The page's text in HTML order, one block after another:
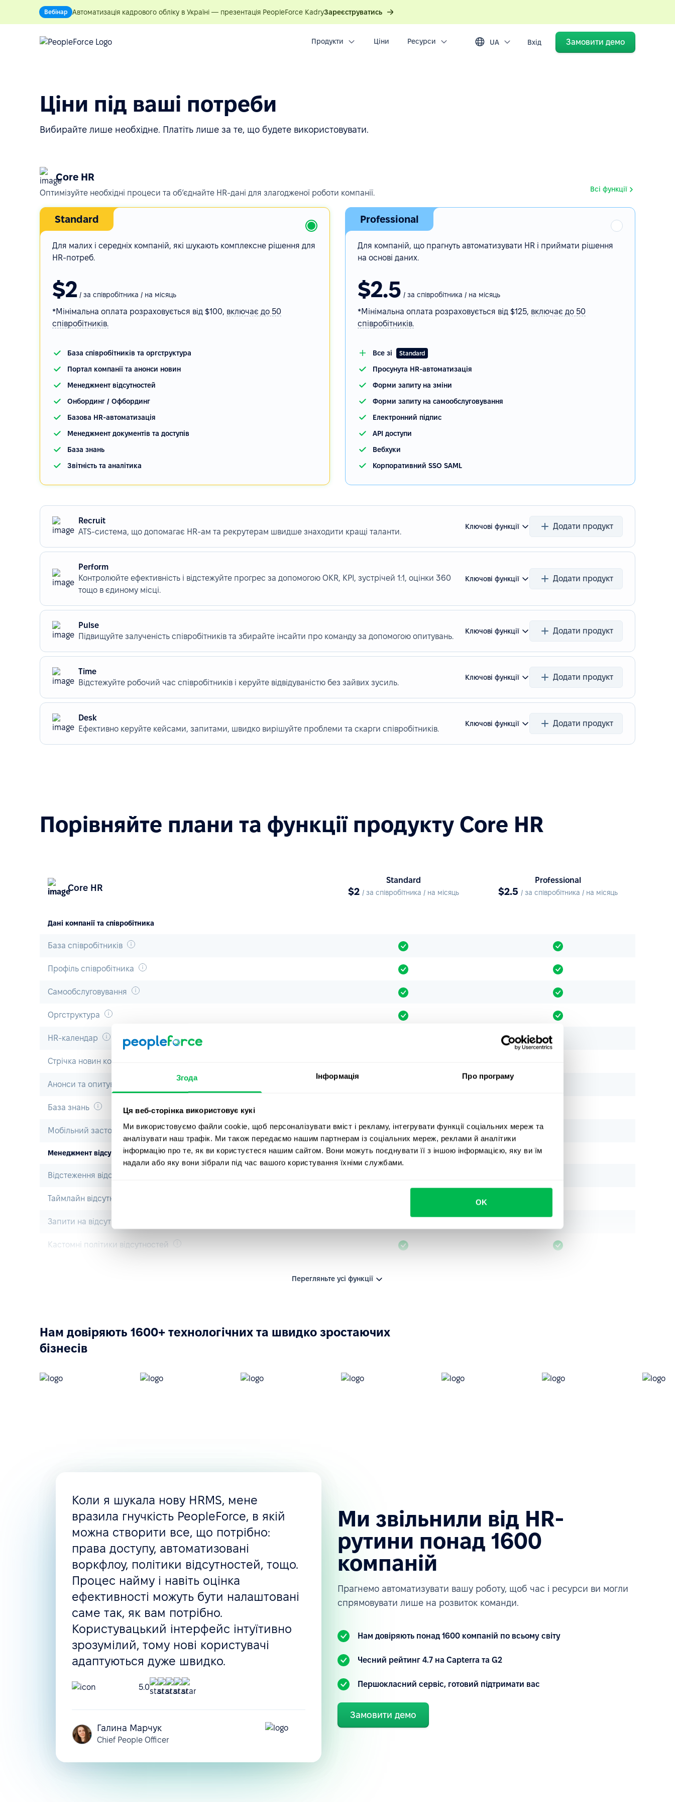
Згода Інформація Про програму
Ця веб-сторінка використовує кукі
Ми використовуємо файли cookie, щоб персоналізувати вміст і рекламу, інтегрувати функції соціальних мереж та
аналізувати наш трафік. Ми також передаємо нашим партнерам із соціальних мереж, реклами й аналітики
інформацію про те, як ви користуєтеся нашим сайтом. Вони можуть поєднувати її з іншою інформацією, яку ви їм
надали або яку вони зібрали під час вашого користування їхніми службами.
OK
Вебінар Автоматизація кадрового обліку в Україні — презентація PeopleForce KadryЗареєструватись
Продукти Ціни Ресурси UA Вхід Замовити демо
Ціни під ваші потреби
Вибирайте лише необхідне. Платіть лише за те, що будете використовувати.
Core HR
Всі функції
Оптимізуйте необхідні процеси та обʼєднайте HR-дані для злагодженої роботи компанії.
Standard
Для малих і середніх компаній, які шукають комплексне рішення для
HR-потреб.
$2 / за співробітника / на місяць
*Мінімальна оплата розраховується від $100, включає до 50
співробітників.
База співробітників та оргструктура
Портал компанії та анонси новин
Менеджмент відсутностей
Онбординг / Офбординг
Базова HR-автоматизація
Менеджмент документів та доступів
База знань
Звітність та аналітика
Professional
Для компаній, що прагнуть автоматизувати HR і приймати рішення
на основі даних.
$2.5 / за співробітника / на місяць
*Мінімальна оплата розраховується від $125, включає до 50
співробітників.
Все зі Standard
Просунута HR-автоматизація
Форми запиту на зміни
Форми запиту на самообслуговування
Електронний підпис
API доступи
Вебхуки
Корпоративний SSO SAML
Recruit
ATS-система, що допомагає HR-ам та рекрутерам швидше знаходити кращі таланти.
Ключові функції Додати продукт
Perform
Контролюйте ефективність і відстежуйте прогрес за допомогою OKR, KPI, зустрічей 1:1, оцінки 360
тощо в єдиному місці.
Ключові функції Додати продукт
Pulse
Підвищуйте залученість співробітників та збирайте інсайти про команду за допомогою опитувань.
Ключові функції Додати продукт
Time
Відстежуйте робочий час співробітників і керуйте відвідуваністю без зайвих зусиль.
Ключові функції Додати продукт
Desk
Ефективно керуйте кейсами, запитами, швидко вирішуйте проблеми та скарги співробітників.
Ключові функції Додати продукт
Порівняйте плани та функції продукту Core HR
Core HR
Standard
$2 / за співробітника / на місяць
Professional
$2.5 / за співробітника / на місяць
Дані компанії та співробітника
База співробітників
Профіль співробітника
Самообслуговування
Оргструктура
HR-календар
Стрічка новин компанії
Анонси та опитування
База знань
Мобільний застосунок
Менеджмент відсутностей
Відстеження відсутностей
Таймлайн відсутностей
Запити на відсутність та їхнє затвердження
Кастомні політики відсутностей
Офбординг
Управління завданнями
Управління компенсаціями
Персоналізація
Кастомні ролі та дозволи
Кастомні поля співробітників
Кастомні сповіщення
Звітність
Імпорт та експорт різноманітних даних
Звітність та аналітика
Форми та автоматизація HR-воркфлоу
Базові воркфлоу
Просунуті воркфлоу
Перегляньте усі функції
Нам довіряють 1600+ технологічних та швидко зростаючих
бізнесів
Коли я шукала нову HRMS, мене
вразила гнучкість PeopleForce, в якій
можна створити все, що потрібно:
права доступу, автоматизовані
воркфлоу, політики відсутностей, тощо.
Процес найму і навіть оцінка
ефективності можуть бути налаштовані
саме так, як вам потрібно.
Користувацький інтерфейс інтуїтивно
зрозумілий, тому нові користувачі
адаптуються дуже швидко.
5.0
Галина Марчук
Chief People Officer
Ми звільнили від HR-
рутини понад 1600
компаній
Прагнемо автоматизувати вашу роботу, щоб час і ресурси ви могли
спрямовувати лише на розвиток команди.
Нам довіряють понад 1600 компаній по всьому світу
Чесний рейтинг 4.7 на Capterra та G2
Першокласний сервіс, готовий підтримати вас
Замовити демо